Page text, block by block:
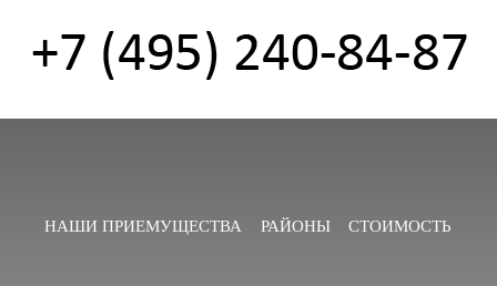
НАШИ ПРИЕМУЩЕСТВА РАЙОНЫ СТОИМОСТЬ